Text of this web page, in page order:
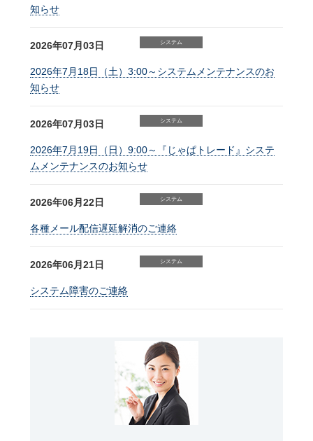
知らせ
2026年07月03日 システム
2026年7月18日（土）3:00～システムメンテナンスのお
知らせ
2026年07月03日 システム
2026年7月19日（日）9:00～『じゃぱトレード』システ
ムメンテナンスのお知らせ
2026年06月22日 システム
各種メール配信遅延解消のご連絡
2026年06月21日 システム
システム障害のご連絡